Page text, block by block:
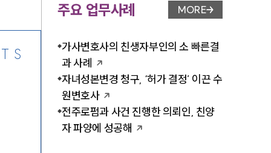
주요 업무사례 업무사례 페이지 이
MORE
가사변호사의 친생자부인의 소 빠른결
과 사례
자녀성본변경 청구, ‘허가 결정’ 이끈 수
원변호사
전주로펌과 사건 진행한 의뢰인, 친양
자 파양에 성공해